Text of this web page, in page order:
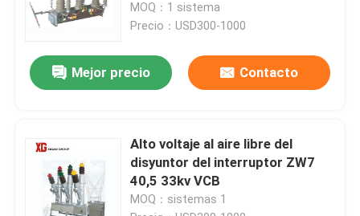
Pida una cita
Interruptor de rotura de carga de aire
Dispositivo de distribución de la distribución de poder
MOQ：1 sistema
Precio：USD300-1000
Mejor precio Contacto
Alto voltaje al aire libre del
disyuntor del interruptor ZW7
40,5 33kv VCB
MOQ：sistemas 1